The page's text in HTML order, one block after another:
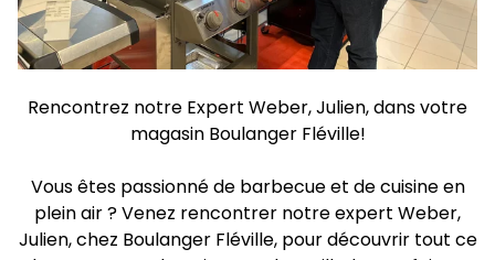
Rencontrez notre Expert Weber, Julien, dans votre
magasin Boulanger Fléville!
Vous êtes passionné de barbecue et de cuisine en
plein air ? Venez rencontrer notre expert Weber,
Julien, chez Boulanger Fléville, pour découvrir tout ce